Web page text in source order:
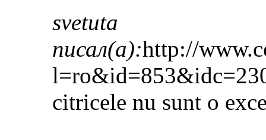
svetuta
писал(а):http://
citricele nu sunt o